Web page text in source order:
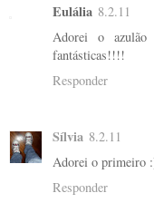
Eulália 8.2.11
Adorei o
fantásticas!!!!
Responder
Sílvia 8.2.11
Adorei o primeiro
Responder